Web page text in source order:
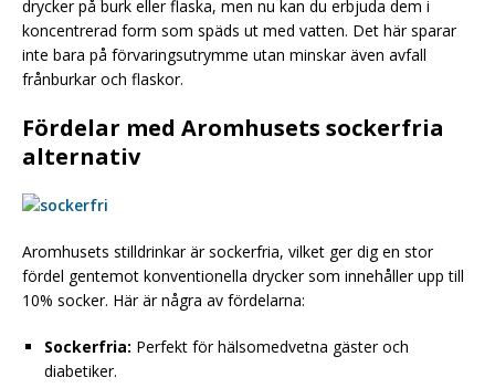
drycker på burk eller flaska, men nu kan du erbjuda dem i
koncentrerad form som späds ut med vatten. Det här sparar
inte bara på förvaringsutrymme utan minskar även avfall
frånburkar och flaskor.
Fördelar med Aromhusets sockerfria
alternativ
Aromhusets stilldrinkar är sockerfria, vilket ger dig en stor
fördel gentemot konventionella drycker som innehåller upp till
10% socker. Här är några av fördelarna:
Sockerfria: Perfekt för hälsomedvetna gäster och
diabetiker.